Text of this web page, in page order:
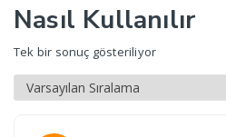
Nasıl Kullanılır
Tek bir sonuç gösteriliyor